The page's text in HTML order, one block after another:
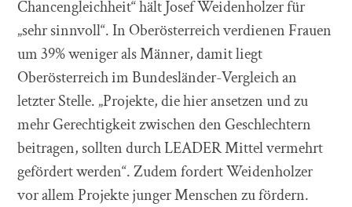
Chancengleichheit“ hält Josef Weidenholzer für
„sehr sinnvoll“. In Oberösterreich verdienen Frauen
um 39% weniger als Männer, damit liegt
Oberösterreich im Bundesländer-Vergleich an
letzter Stelle. „Projekte, die hier ansetzen und zu
mehr Gerechtigkeit zwischen den Geschlechtern
beitragen, sollten durch LEADER Mittel vermehrt
gefördert werden“. Zudem fordert Weidenholzer
vor allem Projekte junger Menschen zu fördern.